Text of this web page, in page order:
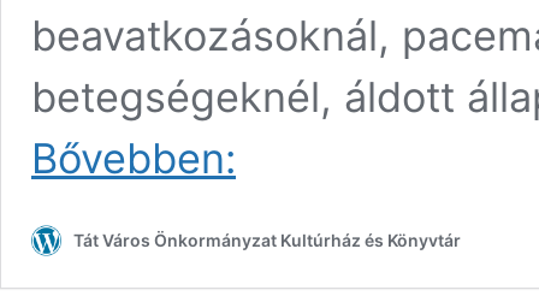
beavatkozásoknál,
betegségeknél, áldott
Bővebben:
március
én
Tát Város Önkormányzat Kultúrház és Könyvtár